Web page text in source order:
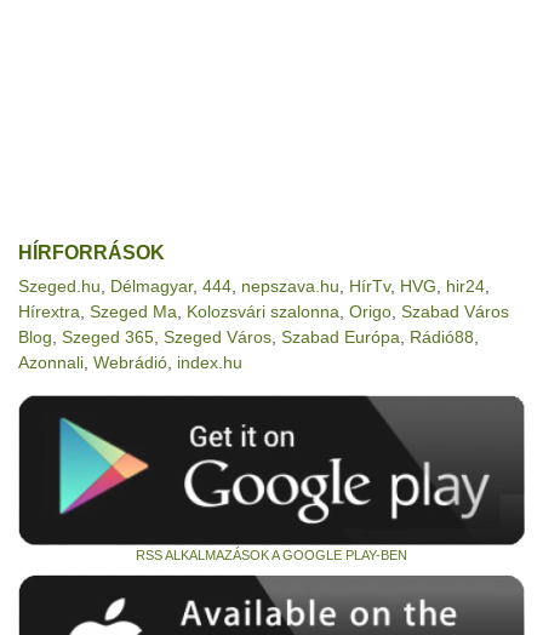
HÍRFORRÁSOK
Szeged.hu Délmagyar, 444 nepszava.hu HírTv, HVG hir24
Hírextra Szeged Ma Kolozsvári szalonna Origo Szabad Város
Blog Szeged 365 Szeged Város Szabad Európa Rádió88
Azonnali Webrádió index.hu
RSS ALKALMAZÁSOK A GOOGLE PLAY-BEN